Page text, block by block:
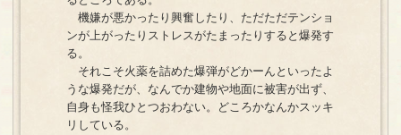
機嫌が悪かったり興奮したり、ただただテンショ
ンが上がったりストレスがたまったりすると爆発す
る。
それこそ火薬を詰めた爆弾がどかーんといったよ
うな爆発だが、なんでか建物や地面に被害が出ず、
自身も怪我ひとつおわない。どころかなんかスッキ
リしている。